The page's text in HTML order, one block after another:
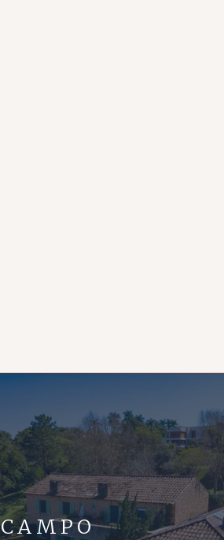
CAMPO